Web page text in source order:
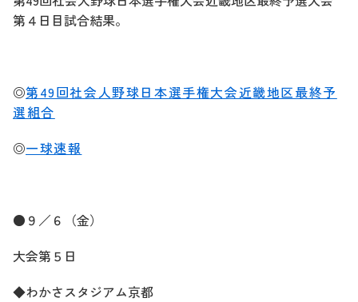
第４日目試合結果。
◎第49回社会人野球日本選手権大会近畿地区最終予
選組合
◎一球速報
●９／６（金）
大会第５日
◆わかさスタジアム京都